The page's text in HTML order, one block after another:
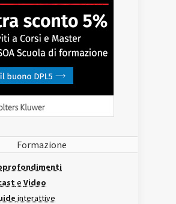
Formazione
e Video
interattive